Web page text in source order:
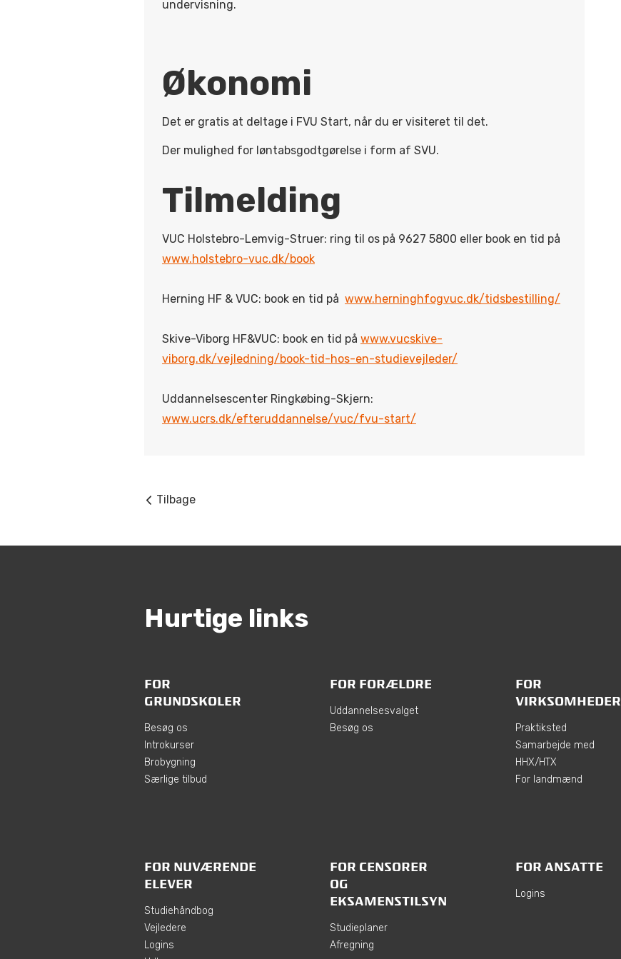
undervisning.
Økonomi
Det er gratis at deltage i FVU Start, når du er visiteret til det.
Der mulighed for løntabsgodtgørelse i form af SVU.
Tilmelding
VUC Holstebro-Lemvig-Struer: ring til os på 9627 5800 eller book en tid på
www.holstebro-vuc.dk/book
Herning HF & VUC: book en tid på www.herninghfogvuc.dk/tidsbestilling/
Skive-Viborg HF&VUC: book en tid på www.vucskive-
viborg.dk/vejledning/book-tid-hos-en-studievejleder/
Uddannelsescenter Ringkøbing-Skjern:
www.ucrs.dk/efteruddannelse/vuc/fvu-start/
Tilbage
Hurtige links
FOR
GRUNDSKOLER
Besøg os
Introkurser
Brobygning
Særlige tilbud
FOR FORÆLDRE
Uddannelsesvalget
Besøg os
FOR
VIRKSOMHEDER
Praktiksted
Samarbejde med
HHX/HTX
For landmænd
FOR NUVÆRENDE
ELEVER
Studiehåndbog
Vejledere
Logins
FOR CENSORER
OG
EKSAMENSTILSYN
Studieplaner
Afregning
FOR ANSATTE
Logins